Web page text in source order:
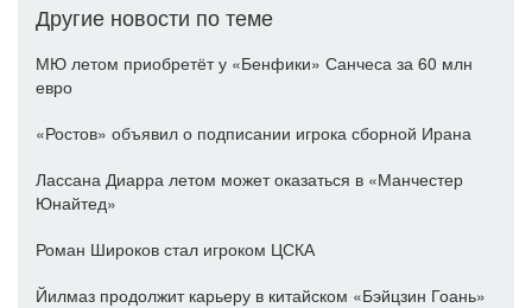
Другие новости по теме
МЮ летом приобретёт у «Бенфики» Санчеса за 60 млн
евро
«Ростов» объявил о подписании игрока сборной Ирана
Лассана Диарра летом может оказаться в «Манчестер
Юнайтед»
Роман Широков стал игроком ЦСКА
Йилмаз продолжит карьеру в китайском «Бэйцзин Гоань»